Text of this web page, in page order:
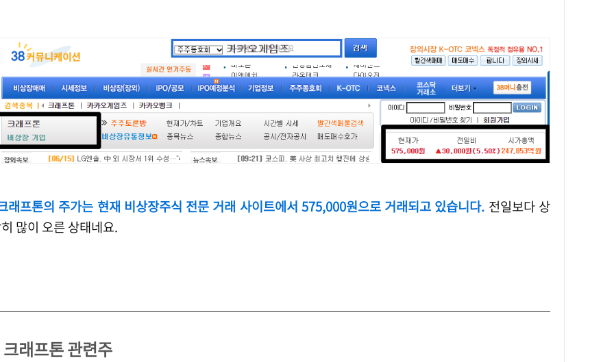
크래프톤의 주가는 현재 비상장주식 전문 거래 사이트에서 575,000원으로 거래되고 있습니다. 전일보다 상
많이 오른 상태네요.
크래프톤 관련주